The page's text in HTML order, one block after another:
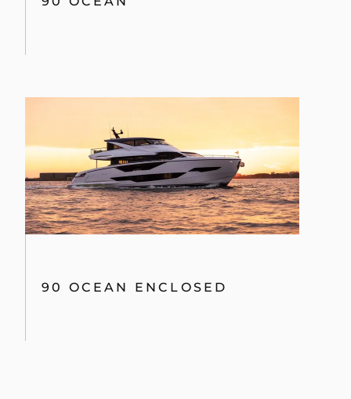
90 OCEAN ENCLOSED